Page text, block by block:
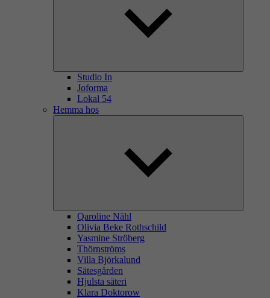
Studio In
Joforma
Lokal 54
Hemma hos
Qaroline Nähl
Olivia Beke Rothschild
Yasmine Ströberg
Thörnströms
Villa Björkalund
Sätesgården
Hjulsta säteri
Klara Doktorow